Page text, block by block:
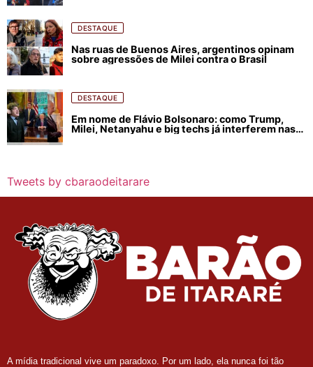
DESTAQUE
Nas ruas de Buenos Aires, argentinos opinam
sobre agressões de Milei contra o Brasil
DESTAQUE
Em nome de Flávio Bolsonaro: como Trump,
Milei, Netanyahu e big techs já interferem nas
Tweets by cbaraodeitarare
A mídia tradicional vive um paradoxo. Por um lado, ela nunca foi tão